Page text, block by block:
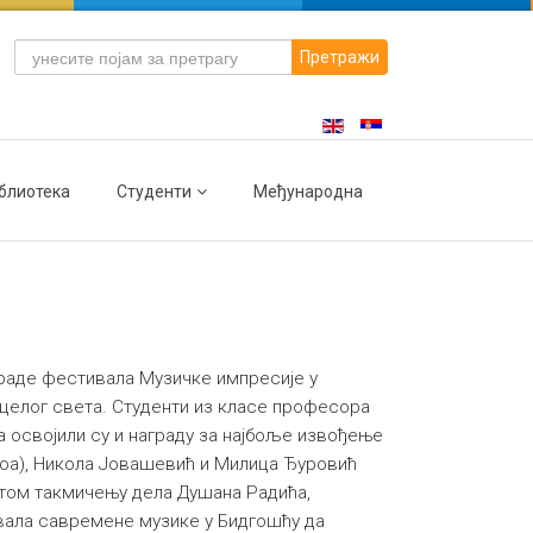
Претражи
Студенти Међународна
фестивала Музичке импресије у
света. Студенти из класе професора
су и награду за најбоље извођење
Никола Јовашевић и Милица Ђуровић
такмичењу дела Душана Радића,
савремене музике у Бидгошћу да